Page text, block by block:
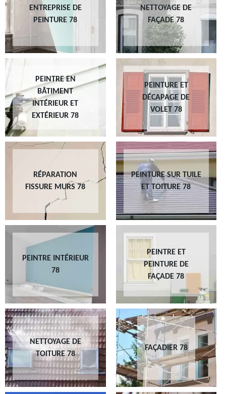
ENTREPRISE DE
PEINTURE 78
NETTOYAGE DE
FAÇADE 78
PEINTRE EN
BÂTIMENT
INTÉRIEUR ET
EXTÉRIEUR 78
PEINTURE ET
DÉCAPAGE DE
VOLET 78
RÉPARATION
FISSURE MURS 78
PEINTURE SUR TUILE
ET TOITURE 78
PEINTRE INTÉRIEUR
78
PEINTRE ET
PEINTURE DE
FAÇADE 78
NETTOYAGE DE
TOITURE 78
FAÇADIER 78